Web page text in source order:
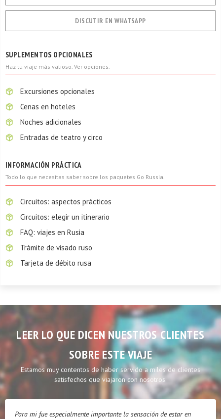
DISCUTIR EN WHATSAPP
SUPLEMENTOS OPCIONALES
Haz tu viaje más valioso. Ver opciones.
Excursiones opcionales
Cenas en hoteles
Noches adicionales
Entradas de teatro y circo
INFORMACIÓN PRÁCTICA
Todo lo que necesitas saber sobre los paquetes Go Russia.
Circuitos: aspectos prácticos
Circuitos: elegir un itinerario
FAQ: viajes en Rusia
Trámite de visado ruso
Tarjeta de débito rusa
LEER LO QUE DICEN NUESTROS CLIENTES
SOBRE ESTE VIAJE
Estamos muy contentos de haber servido a miles de clientes
satisfechos que viajaron con nosotros.
Para mi fue especialmente importante la sensación de estar en